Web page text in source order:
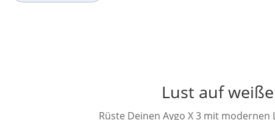
Lust auf
Rüste Deinen Aygo X 3 mit